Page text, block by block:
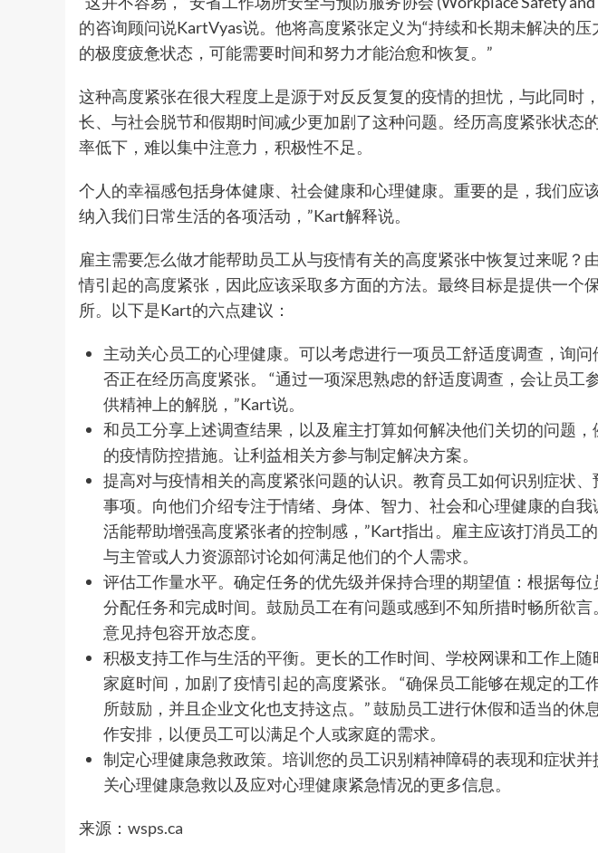
的咨询顾问说KartVyas说。他将高度紧张定义为“持续和长期未解决的
的极度疲惫状态，可能需要时间和努力才能治愈和恢复。”
这种高度紧张在很大程度上是源于对反反复复的疫情的担忧，与此同时
长、与社会脱节和假期时间减少更加剧了这种问题。经历高度紧张状态
率低下，难以集中注意力，积极性不足。
个人的幸福感包括身体健康、社会健康和心理健康。重要的是，我们应
纳入我们日常生活的各项活动，”Kart解释说。
雇主需要怎么做才能帮助员工从与疫情有关的高度紧张中恢复过来呢？
情引起的高度紧张，因此应该采取多方面的方法。最终目标是提供一个
所。以下是Kart的六点建议：
主动关心员工的心理健康。可以考虑进行一项员工舒适度调查，询
否正在经历高度紧张。 “通过一项深思熟虑的舒适度调查，会让员工
供精神上的解脱，”Kart说。
和员工分享上述调查结果，以及雇主打算如何解决他们关切的问题
的疫情防控措施。让利益相关方参与制定解决方案。
提高对与疫情相关的高度紧张问题的认识。教育员工如何识别症状
事项。向他们介绍专注于情绪、身体、智力、社会和心理健康的自我
活能帮助增强高度紧张者的控制感，”Kart指出。雇主应该打消员工
与主管或人力资源部讨论如何满足他们的个人需求。
评估工作量水平。确定任务的优先级并保持合理的期望值：根据每
分配任务和完成时间。鼓励员工在有问题或感到不知所措时畅所欲
意见持包容开放态度。
积极支持工作与生活的平衡。更长的工作时间、学校网课和工作上
家庭时间，加剧了疫情引起的高度紧张。 “确保员工能够在规定的工
所鼓励，并且企业文化也支持这点。” 鼓励员工进行休假和适当的休
作安排，以便员工可以满足个人或家庭的需求。
制定心理健康急救政策。培训您的员工识别精神障碍的表现和症状
关心理健康急救以及应对心理健康紧急情况的更多信息。
来源： wsps.ca